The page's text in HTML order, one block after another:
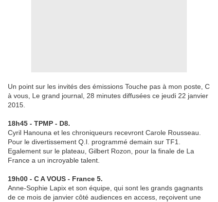
Un point sur les invités des émissions Touche pas à mon poste, C
à vous, Le grand journal, 28 minutes diffusées ce jeudi 22 janvier
2015.
18h45 - TPMP - D8.
Cyril Hanouna et les chroniqueurs recevront Carole Rousseau.
Pour le divertissement Q.I. programmé demain sur TF1.
Egalement sur le plateau, Gilbert Rozon, pour la finale de La
France a un incroyable talent.
19h00 - C A VOUS - France 5.
Anne-Sophie Lapix et son équipe, qui sont les grands gagnants
de ce mois de janvier côté audiences en access, reçoivent une